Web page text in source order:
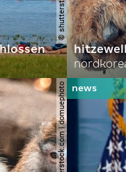
© shutterstock.com | domuephoto